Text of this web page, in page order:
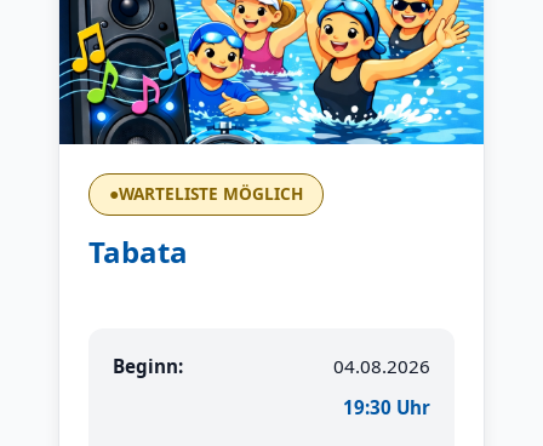
●WARTELISTE MÖGLICH
Tabata
Beginn:
04.08.2026
19:30 Uhr